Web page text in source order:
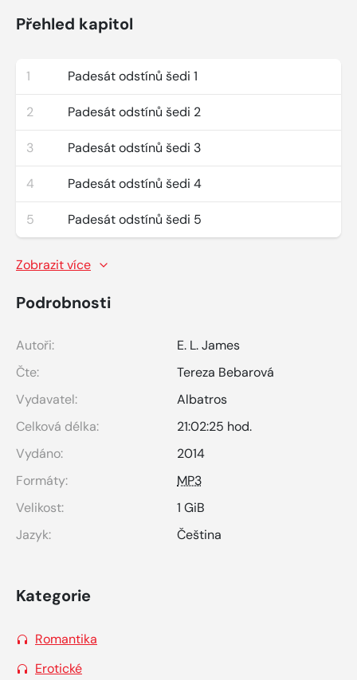
Přehled kapitol
1 Padesát odstínů šedi 1
2 Padesát odstínů šedi 2
3 Padesát odstínů šedi 3
4 Padesát odstínů šedi 4
5 Padesát odstínů šedi 5
Zobrazit více
Podrobnosti
Autoři:
E. L. James
Čte:
Tereza Bebarová
Vydavatel:
Albatros
Celková délka:
21:02:25 hod.
Vydáno:
2014
Formáty:
MP3
Velikost:
1 GiB
Jazyk:
Čeština
Kategorie
Romantika
Erotické